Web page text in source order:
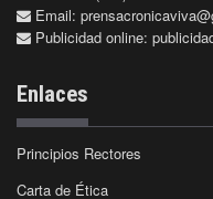
Email:
Publicidad online:
Enlaces
Principios Rectores
Carta de Ética